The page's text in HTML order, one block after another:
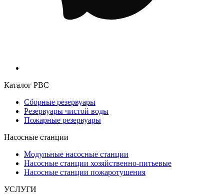
Каталог РВС
Сборные резервуары
Резервуары чистой воды
Пожарные резервуары
Насосные станции
Модульные насосные станции
Насосные станции хозяйственно-питьевые
Насосные станции пожаротушения
УСЛУГИ